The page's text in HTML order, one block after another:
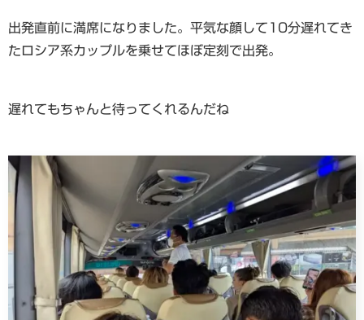
出発直前に満席になりました。平気な顔して10分遅れてき
たロシア系カップルを乗せてほぼ定刻で出発。
遅れてもちゃんと待ってくれるんだね